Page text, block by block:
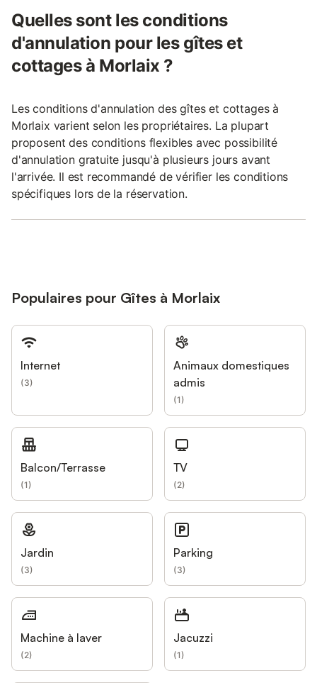
Quelles sont les conditions
d'annulation pour les gîtes et
cottages à Morlaix ?
Les conditions d'annulation des gîtes et cottages à
Morlaix varient selon les propriétaires. La plupart
proposent des conditions flexibles avec possibilité
d'annulation gratuite jusqu'à plusieurs jours avant
l'arrivée. Il est recommandé de vérifier les conditions
spécifiques lors de la réservation.
Populaires pour Gîtes à Morlaix
Internet
(3)
Animaux domestiques
admis
(1)
Balcon/Terrasse
(1)
TV
(2)
Jardin
(3)
Parking
(3)
Machine à laver
(2)
Jacuzzi
(1)